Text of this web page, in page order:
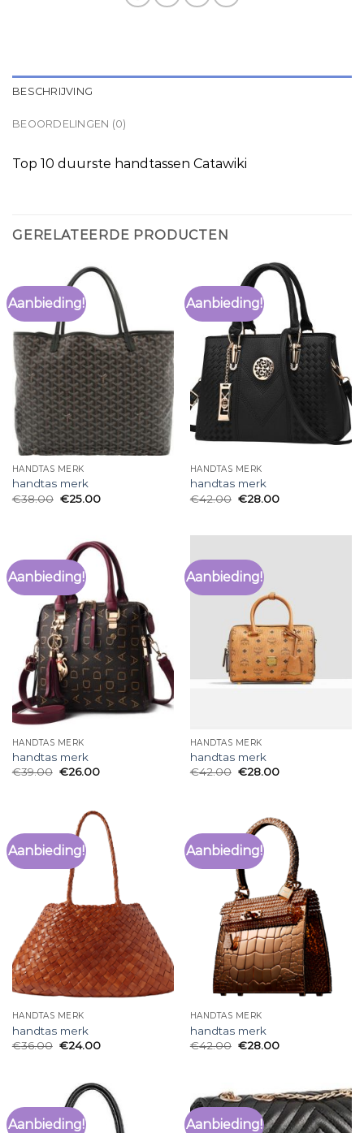
BESCHRIJVING
BEOORDELINGEN (0)
Top 10 duurste handtassen Catawiki
GERELATEERDE PRODUCTEN
Aanbieding!
HANDTAS MERK
handtas merk
€38.00 €25.00
Aanbieding!
HANDTAS MERK
handtas merk
€42.00 €28.00
Aanbieding!
HANDTAS MERK
handtas merk
€39.00 €26.00
Aanbieding!
HANDTAS MERK
handtas merk
€42.00 €28.00
Aanbieding!
HANDTAS MERK
handtas merk
€36.00 €24.00
Aanbieding!
HANDTAS MERK
handtas merk
€42.00 €28.00
Aanbieding! Aanbieding!